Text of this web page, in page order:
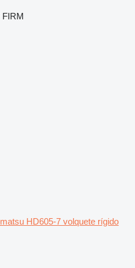
HD605-7 volquete rígido